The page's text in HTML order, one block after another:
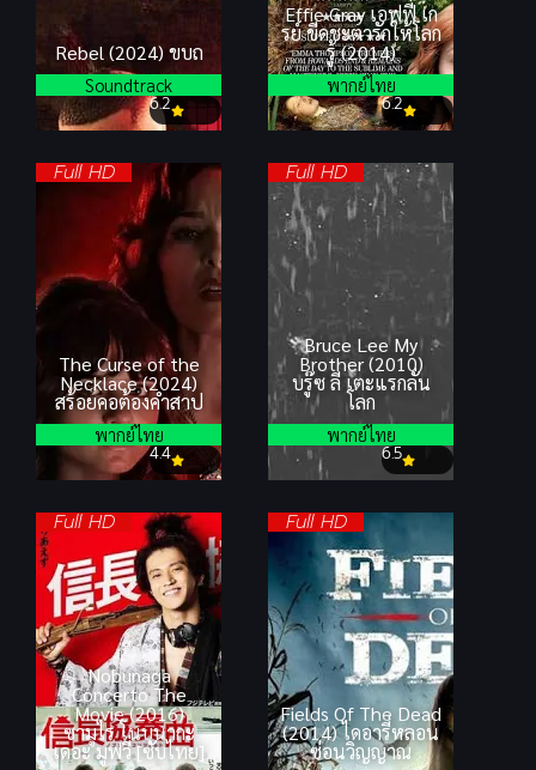
Rebel (2024) ขบถ
6.2
Soundtrack
Effie Gray เอฟฟี่ เก
รย์ ขีดชะตารักให้โลก
รู้ (2014)
6.2
พากย์ไทย
Full HD
The Curse of the
Necklace (2024)
สร้อยคอต้องคำสาป
4.4
พากย์ไทย
Full HD
Bruce Lee My
Brother (2010)
บรู๊ซ ลี เตะแรกลั่น
โลก
6.5
พากย์ไทย
Full HD
Nobunaga
Concerto The
Movie (2016)
ซามูไร โนบุนากะ
เดอะ มูฟวี่ [ซับไทย]
Full HD
Fields Of The Dead
(2014) ไดอารี่หลอน
ซ่อนวิญญาณ